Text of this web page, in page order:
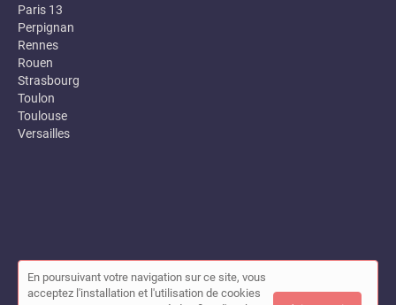
Paris 13
Perpignan
Rennes
Rouen
Strasbourg
Toulon
Toulouse
Versailles
© Annuaire des entreprises locales (Garance) 2026 |
Mon compte|Contact
En poursuivant votre navigation sur ce site, vous
acceptez l'installation et l'utilisation de cookies